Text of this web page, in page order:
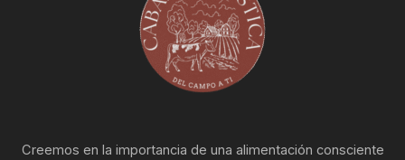
Creemos en la importancia de una alimentación consciente